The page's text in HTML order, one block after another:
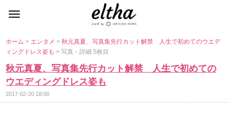
ホーム> エンタメ>秋元真夏、写真集先行カット解禁 人生で初めてのウエデ
ィングドレス姿も> 写真・詳細 5枚目
秋元真夏、写真集先行カット解禁 人生で初めての
ウエディングドレス姿も
2017-02-20 18:00